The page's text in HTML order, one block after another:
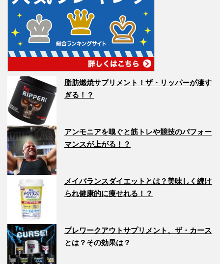
脂肪燃焼サプリメント！ザ・リッパーが凄す
ぎる！？
アンモニアを嗅ぐと筋トレや競技のパフォー
マンスが上がる！？
メイバランスダイエットとは？美味しく続け
られ健康的に痩せれる！？
プレワークアウトサプリメント、ザ・カース
とは？その効果は？